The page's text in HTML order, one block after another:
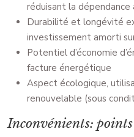
réduisant la dépendance
Durabilité et longévité
investissement amorti
Potentiel d’économie
facture énergétique
Aspect écologique,
renouvelable (sous
Inconvénients: